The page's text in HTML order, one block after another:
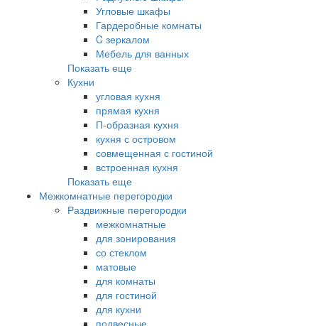
Угловые шкафы
Гардеробные комнаты
C зеркалом
Мебель для ванных
Показать еще
Кухни
угловая кухня
прямая кухня
П-образная кухня
кухня с островом
совмещенная с гостиной
встроенная кухня
Показать еще
Межкомнатные перегородки
Раздвижные перегородки
межкомнатные
для зонирования
со стеклом
матовые
для комнаты
для гостиной
для кухни
подвесные